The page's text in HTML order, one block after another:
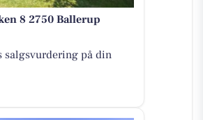
8 2750 Ballerup
salgsvurdering på din